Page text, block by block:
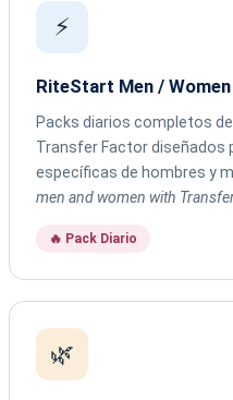
⚡
RiteStart Men / Women
Packs diarios completos
Transfer Factor diseñados
específicas de hombres y
men and women with
🔥 Pack Diario
🌿